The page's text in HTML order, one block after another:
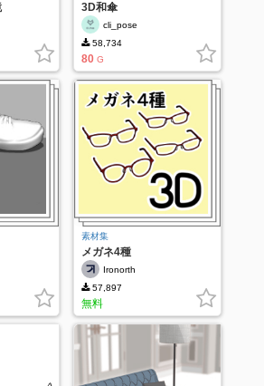
3D和傘
cli_pose
58,734
80 G
素材集
メガネ4種
Ironorth
57,897
無料